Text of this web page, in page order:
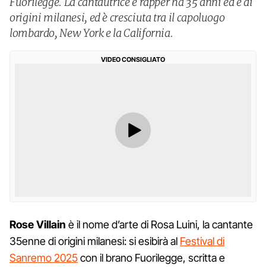
origini milanesi, ed è cresciuta tra il capoluogo
lombardo, New York e la California.
VIDEO CONSIGLIATO
Rose Villain è il nome d’arte di Rosa Luini, la cantante
35enne di origini milanesi: si esibirà al Festival di
Sanremo 2025con il brano Fuorilegge, scritta e